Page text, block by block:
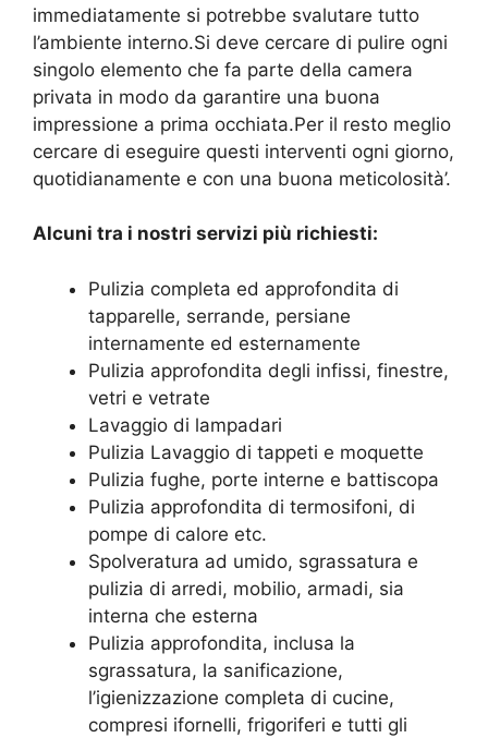
immediatamente si potrebbe svalutare tutto
l’ambiente interno.Si deve cercare di pulire ogni
singolo elemento che fa parte della camera
privata in modo da garantire una buona
impressione a prima occhiata.Per il resto meglio
cercare di eseguire questi interventi ogni giorno,
quotidianamente e con una buona meticolosità’.
Alcuni tra i nostri servizi più richiesti:
Pulizia completa ed approfondita di
tapparelle, serrande, persiane
internamente ed esternamente
Pulizia approfondita degli infissi, finestre,
vetri e vetrate
Lavaggio di lampadari
Pulizia Lavaggio di tappeti e moquette
Pulizia fughe, porte interne e battiscopa
Pulizia approfondita di termosifoni, di
pompe di calore etc.
Spolveratura ad umido, sgrassatura e
pulizia di arredi, mobilio, armadi, sia
interna che esterna
Pulizia approfondita, inclusa la
sgrassatura, la sanificazione,
l’igienizzazione completa di cucine,
compresi ifornelli, frigoriferi e tutti gli